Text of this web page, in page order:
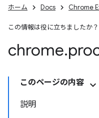
ホーム Docs Chrome
この情報は役に立ちましたか？
chrome.
このページの内容
説明